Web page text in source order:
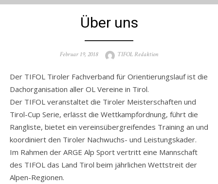
Über uns
Posted
Februar 19, 2018 Author
TIFOL Redaktion
Der TIFOL Tiroler Fachverband für Orientierungslauf ist die
Dachorganisation aller OL Vereine in Tirol.
Der TIFOL veranstaltet die Tiroler Meisterschaften und
Tirol-Cup Serie, erlässt die Wettkampfordnung, führt die
Rangliste, bietet ein vereinsübergreifendes Training an und
koordiniert den Tiroler Nachwuchs- und Leistungskader.
Im Rahmen der ARGE Alp Sport vertritt eine Mannschaft
des TIFOL das Land Tirol beim jährlichen Wettstreit der
Alpen-Regionen.